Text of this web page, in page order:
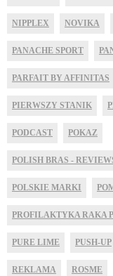
NIPPLEX NOVIKA
PANACHE SPORT
PARFAIT BY AFFINITAS
PIERWSZY STANIK
PODCAST POKAZ
POLISH BRAS -
POLSKIE MARKI
PROFILAKTYKA RAKA
PURE LIME PUSH-UP
REKLAMA ROSME